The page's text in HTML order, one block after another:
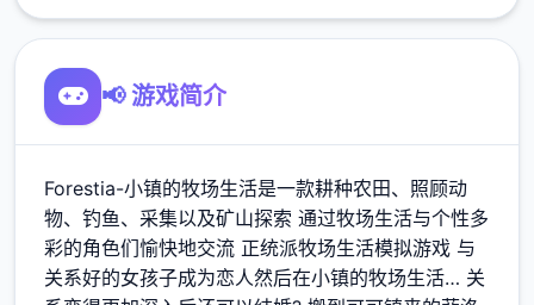
📢 游戏简介
Forestia-小镇的牧场生活是一款耕种农田、照顾动
物、钓鱼、采集以及矿山探索 通过牧场生活与个性多
彩的角色们愉快地交流 正统派牧场生活模拟游戏 与
关系好的女孩子成为恋人然后在小镇的牧场生活… 关